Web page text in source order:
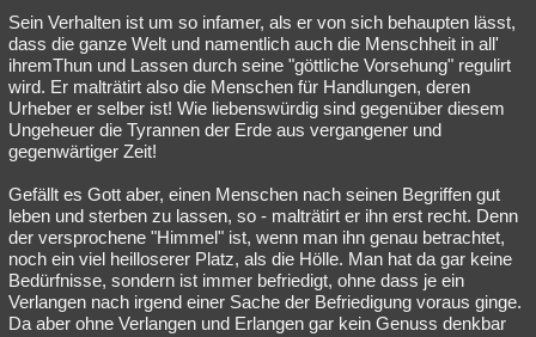
Sein Verhalten ist um so infamer, als er von sich behaupten lässt,
dass die ganze Welt und namentlich auch die Menschheit in all'
ihremThun und Lassen durch seine "göttliche Vorsehung" regulirt
wird. Er malträtirt also die Menschen für Handlungen, deren
Urheber er selber ist! Wie liebenswürdig sind gegenüber diesem
Ungeheuer die Tyrannen der Erde aus vergangener und
gegenwärtiger Zeit!
Gefällt es Gott aber, einen Menschen nach seinen Begriffen gut
leben und sterben zu lassen, so - malträtirt er ihn erst recht. Denn
der versprochene "Himmel" ist, wenn man ihn genau betrachtet,
noch ein viel heilloserer Platz, als die Hölle. Man hat da gar keine
Bedürfnisse, sondern ist immer befriedigt, ohne dass je ein
Verlangen nach irgend einer Sache der Befriedigung voraus ginge.
Da aber ohne Verlangen und Erlangen gar kein Genuss denkbar